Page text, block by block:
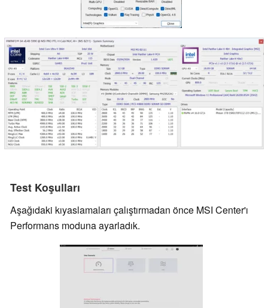
Test Koşulları
Aşağıdaki kıyaslamaları çalıştırmadan önce MSI Center'ı
Performans moduna ayarladık.